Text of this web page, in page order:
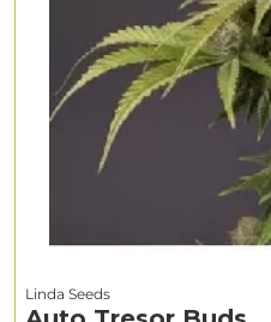
Linda Seeds